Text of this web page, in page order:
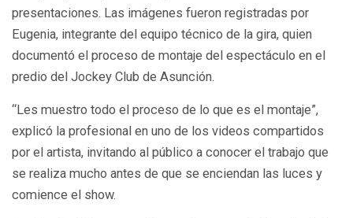
presentaciones. Las imágenes fueron registradas por
Eugenia, integrante del equipo técnico de la gira, quien
documentó el proceso de montaje del espectáculo en el
predio del Jockey Club de Asunción.
“Les muestro todo el proceso de lo que es el montaje”,
explicó la profesional en uno de los videos compartidos
por el artista, invitando al público a conocer el trabajo que
se realiza mucho antes de que se enciendan las luces y
comience el show.